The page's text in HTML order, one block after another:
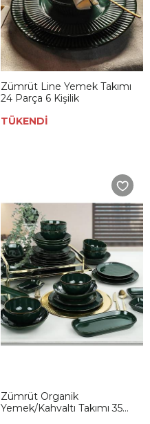
Zümrüt Line Yemek Takımı
24 Parça 6 Kişilik
TÜKENDİ
Zümrüt Organik
Yemek/Kahvaltı Takımı 35